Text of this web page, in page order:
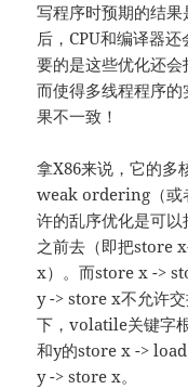
写程序时预期的结
后，CPU和编译器
要的是这些优化还会
而使得多线程程序
果不一致！
拿X86来说，它的多
weak ordering（或
许的乱序优化是可
之前去（即把store
x）。而store x ->
y -> store x不允许
下，volatile关键字
和y的store x ->
y -> store x。